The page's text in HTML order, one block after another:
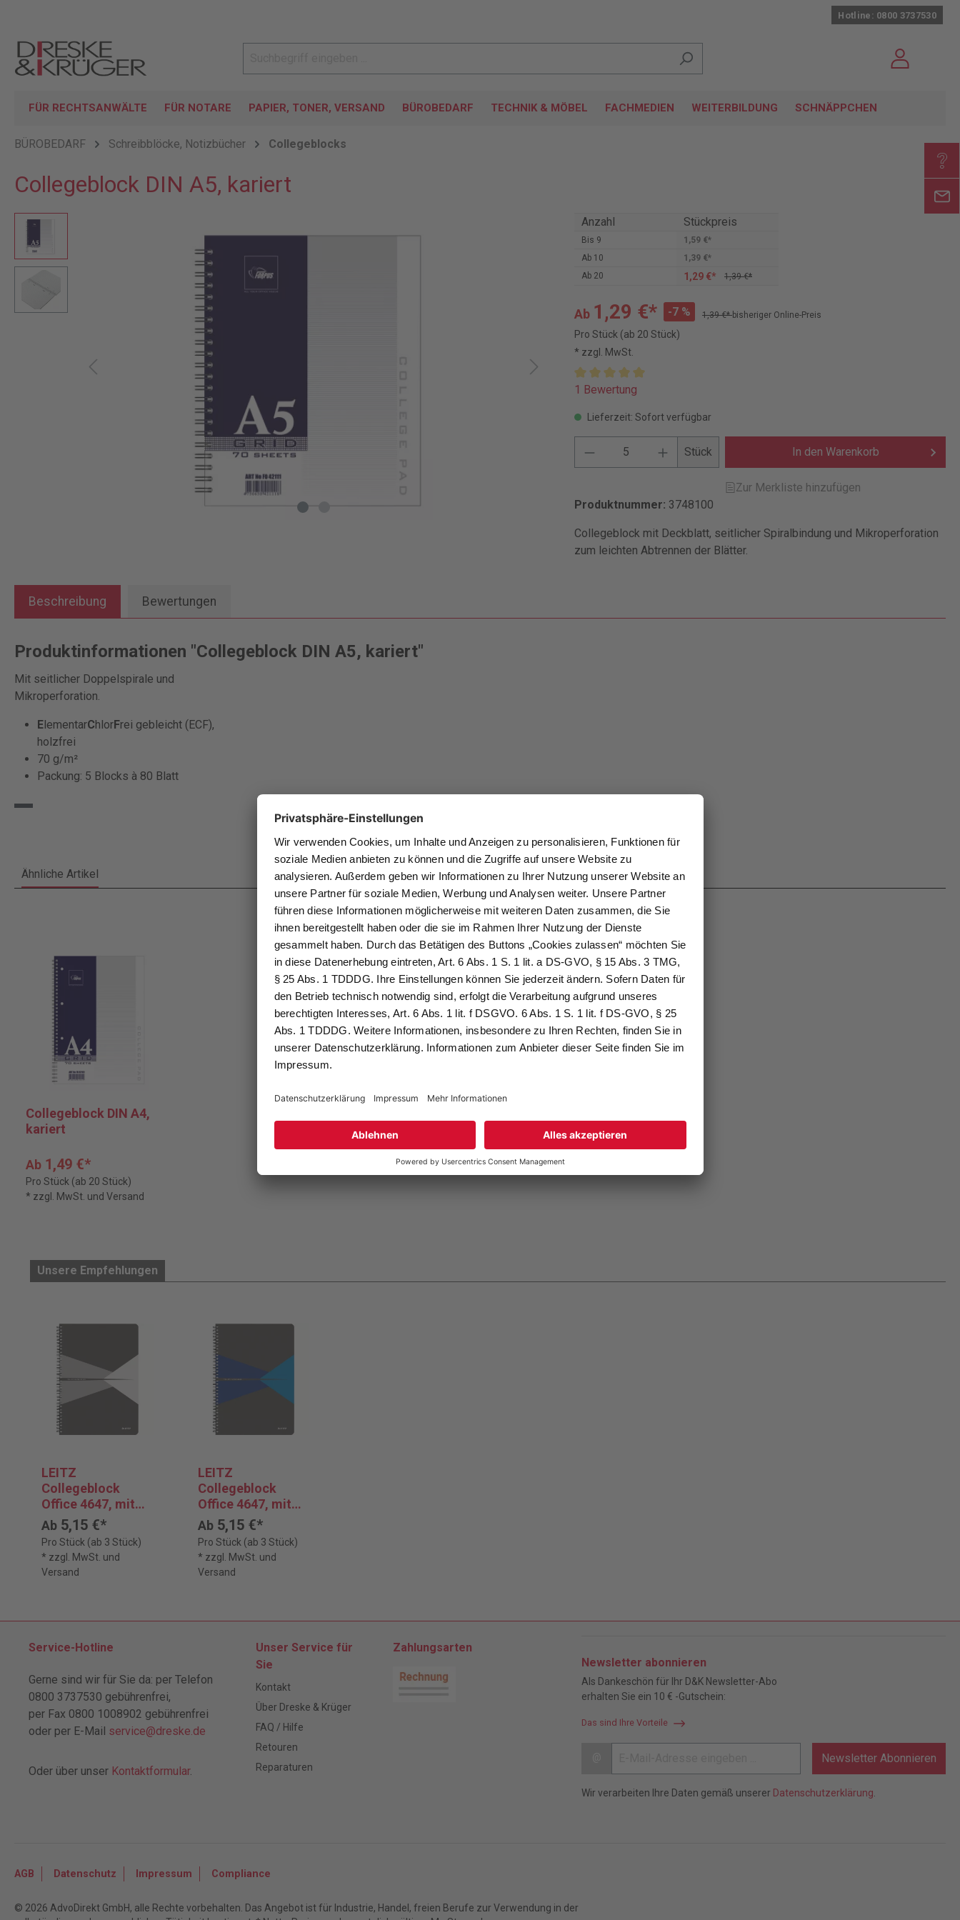
Hotline: 0800 3737530
FÜR RECHTSANWÄLTE FÜR NOTARE PAPIER, TONER, VERSAND BÜROBEDARF TECHNIK & MÖBEL FACHMEDIEN WEITERBILDUNG SCHNÄPPCHEN
BÜROBEDARF Schreibblöcke, Notizbücher Collegeblocks
Collegeblock DIN A5, kariert
Anzahl Stückpreis
Bis 9
1,59 €*
Ab 10
1,39 €*
Ab 20 1,29 €* 1,39 €*
Ab 1,29 €* -7 % 1,39 €*bisheriger Online-Preis
Pro Stück (ab 20 Stück)
* zzgl. MwSt.
1 Bewertung
Lieferzeit: Sofort verfügbar
Stück In den Warenkorb
Zur Merkliste hinzufügen
Produktnummer: 3748100
Collegeblock mit Deckblatt, seitlicher Spiralbindung und Mikroperforation
zum leichten Abtrennen der Blätter.
Beschreibung Bewertungen
Produktinformationen "Collegeblock DIN A5, kariert"
Mit seitlicher Doppelspirale und
Mikroperforation.
ElementarChlorFrei gebleicht (ECF),
holzfrei
70 g/m²
Packung: 5 Blocks à 80 Blatt
Ähnliche Artikel
Collegeblock DIN A4,
kariert
Ab 1,49 €*
Pro Stück (ab 20 Stück)
* zzgl. MwSt. und Versand
Unsere Empfehlungen
LEITZ
Collegeblock
Office 4647, mit
Kopfzeile DIN A4,
kariert
Ab 5,15 €*
Pro Stück (ab 3 Stück)
* zzgl. MwSt. und
Versand
LEITZ
Collegeblock
Office 4647, mit
Kopfzeile DIN A4,
kariert
Ab5,15 €*
Pro Stück (ab 3 Stück)
* zzgl. MwSt. und
Versand
Service-Hotline
Gerne sind wir für Sie da: per Telefon
0800 3737530 gebührenfrei,
per Fax 0800 1008902 gebührenfrei
oder per E-Mail service@dreske.de
Oder über unser Kontaktformular.
Unser Service für
Sie
Kontakt
Über Dreske & Krüger
FAQ / Hilfe
Retouren
Reparaturen
Zahlungsarten
Newsletter abonnieren
Als Dankeschön für Ihr D&K Newsletter-Abo
erhalten Sie ein 10 € -Gutschein:
Das sind Ihre Vorteile
Newsletter Abonnieren
Wir verarbeiten Ihre Daten gemäß unserer Datenschutzerklärung
AGB Datenschutz Impressum Compliance
© 2026 AdvoDirekt GmbH, alle Rechte vorbehalten. Das Angebot ist für Industrie, Handel, freien Berufe zur Verwendung in der